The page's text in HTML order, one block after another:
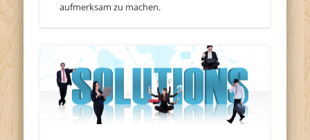
aufmerksam zu machen.